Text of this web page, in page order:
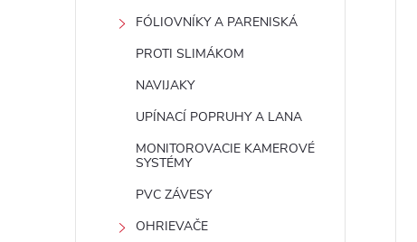
FÓLIOVNÍKY A PARENISKÁ
PROTI SLIMÁKOM
NAVIJAKY
UPÍNACÍ POPRUHY A LANA
MONITOROVACIE KAMEROVÉ
SYSTÉMY
PVC ZÁVESY
OHRIEVAČE